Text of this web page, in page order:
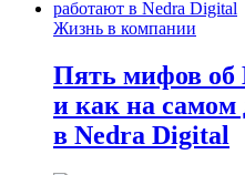
Жизнь в компании
Пять мифов
и как на самом
в Nedra Digital